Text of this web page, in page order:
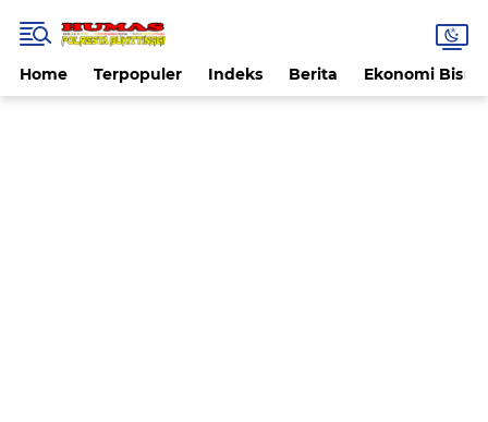
Home Terpopuler Indeks Berita Ekonomi Bisnis